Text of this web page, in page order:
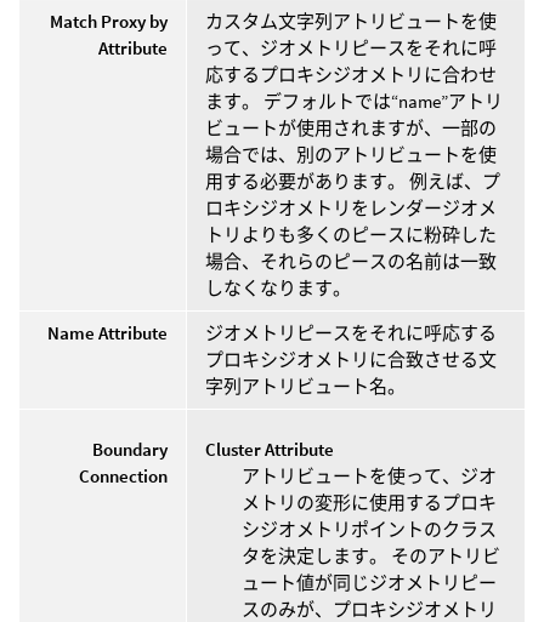
Match Proxy by
Attribute
カスタム文字列アトリビュートを使
って、ジオメトリピースをそれに呼
応するプロキシジオメトリに合わせ
ます。 デフォルトでは“name”アトリ
ビュートが使用されますが、一部の
場合では、別のアトリビュートを使
用する必要があります。 例えば、プ
ロキシジオメトリをレンダージオメ
トリよりも多くのピースに粉砕した
場合、それらのピースの名前は一致
しなくなります。
Name Attribute
ジオメトリピースをそれに呼応する
プロキシジオメトリに合致させる文
字列アトリビュート名。
Boundary
Connection
Cluster Attribute
アトリビュートを使って、ジオ
メトリの変形に使用するプロキ
シジオメトリポイントのクラス
タを決定します。 そのアトリビ
ュート値が同じジオメトリピー
スのみが、プロキシジオメトリ